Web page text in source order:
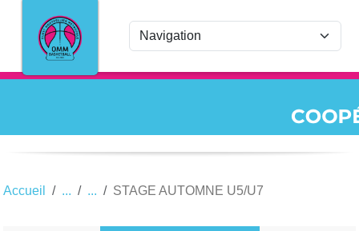
Accueil STAGE AUTOMNE U5/U7